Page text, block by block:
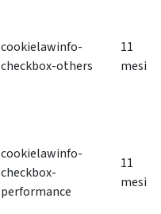
cookielawinfo-
checkbox-others
11
mesi
cookielawinfo-
checkbox-
performance
11
mesi